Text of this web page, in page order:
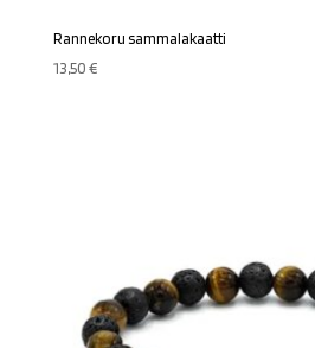
Rannekoru sammalakaatti
13,50€